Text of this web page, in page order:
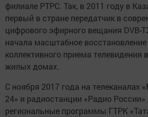
филиале РТРС. Так, в 2011 году в
первый в стране передатчик в
цифрового эфирного вещания DVB-
начала масштабное
коллективного приема телевидения
жилых домах.
С ноября 2017 года на телеканалах
24» и радиостанции «Радио
региональные программы ГТРК